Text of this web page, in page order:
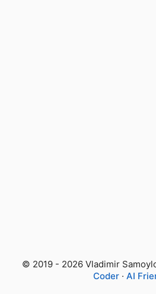
© 2019 - 2026 Vladimir
Coder · AI